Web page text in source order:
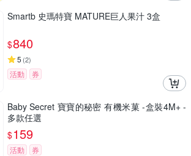
Smartb 史瑪特寶 MATURE巨人果汁 3盒
$840
5 (2)
活動 券
Baby Secret 寶寶的秘密 有機米菓 -盒裝4M+ -
多款任選
$159
活動 券